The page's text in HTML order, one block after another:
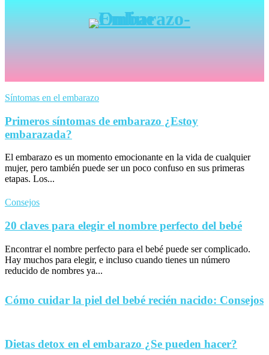
Síntomas en el embarazo
Primeros síntomas de embarazo ¿Estoy
embarazada?
El embarazo es un momento emocionante en la vida de cualquier
mujer, pero también puede ser un poco confuso en sus primeras
etapas. Los...
Consejos
20 claves para elegir el nombre perfecto del bebé
Encontrar el nombre perfecto para el bebé puede ser complicado.
Hay muchos para elegir, e incluso cuando tienes un número
reducido de nombres ya...
Cómo cuidar la piel del bebé recién nacido: Consejos
Dietas detox en el embarazo ¿Se pueden hacer?